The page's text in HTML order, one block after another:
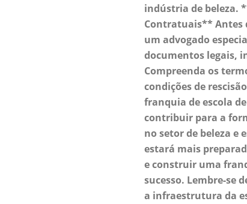
indústria de beleza.
Contratuais** Antes
um advogado
documentos legais,
Compreenda os
condições de
franquia de escola
contribuir para a
no setor de beleza e
estará mais
e construir uma
sucesso. Lembre-se
a infraestrutura da